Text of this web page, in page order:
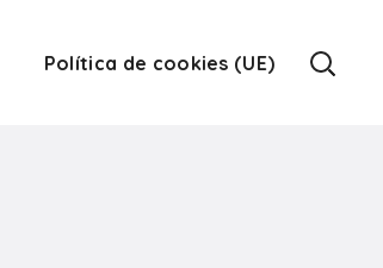
Política de cookies (UE)